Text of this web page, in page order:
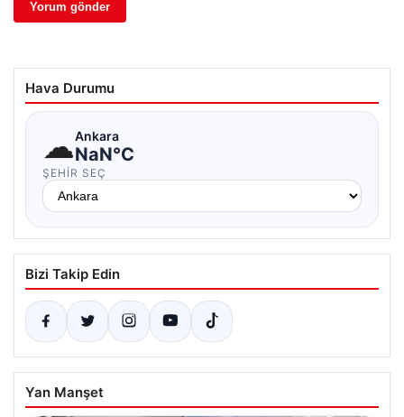
Hava Durumu
☁Ankara
NaN°C
ŞEHIR SEÇ
Bizi Takip Edin
Yan Manşet